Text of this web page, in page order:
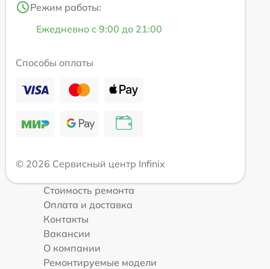
Режим работы:
Ежедневно с 9:00 до 21:00
Способы оплаты
© 2026 Сервисный центр Infinix
Стоимость ремонта
Оплата и доставка
Контакты
Вакансии
О компании
Ремонтируемые модели